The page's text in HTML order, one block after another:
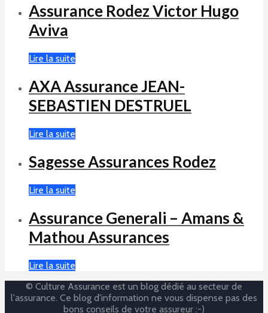
Assurance Rodez Victor Hugo
Aviva
Lire la suite
AXA Assurance JEAN-
SEBASTIEN DESTRUEL
Lire la suite
Sagesse Assurances Rodez
Lire la suite
Assurance Generali – Amans &
Mathou Assurances
Lire la suite
© Culture Assurance est un blog dédié au secteur de
l'assurance. Ce blog d'information ne vous dispense pas des
bons conseils de votre assureur :-)